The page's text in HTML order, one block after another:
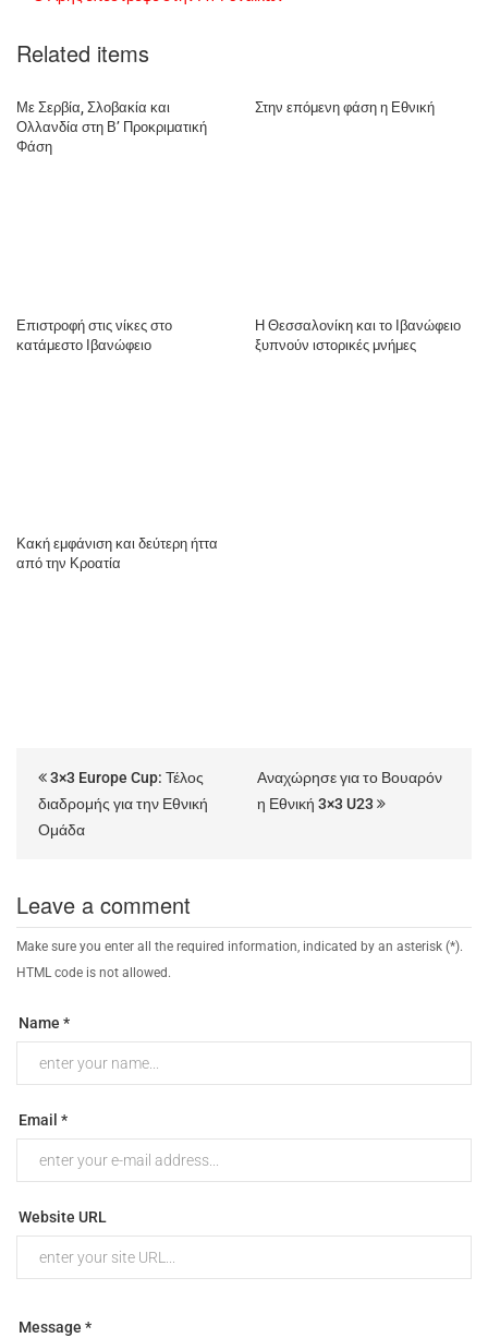
Related items
Με Σερβία, Σλοβακία και
Ολλανδία στη Β’ Προκριματική
Φάση
Στην επόμενη φάση η Εθνική
Επιστροφή στις νίκες στο
κατάμεστο Ιβανώφειο
Η Θεσσαλονίκη και το Ιβανώφειο
ξυπνούν ιστορικές μνήμες
Κακή εμφάνιση και δεύτερη ήττα
από την Κροατία
3×3 Europe Cup: Τέλος
διαδρομής για την Εθνική
Ομάδα
Αναχώρησε για το Βουαρόν
η Εθνική 3×3 U23
Leave a comment
Make sure you enter all the required information, indicated by an asterisk (*).
HTML code is not allowed.
Name *
Email *
Website URL
Message *